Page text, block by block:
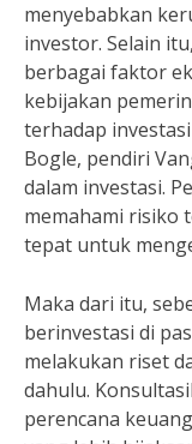
menyebabkan
investor. Selain
berbagai faktor
kebijakan
terhadap
Bogle, pendiri
dalam investasi.
memahami risiko
tepat untuk
Maka dari itu,
berinvestasi di
melakukan riset
dahulu.
perencana